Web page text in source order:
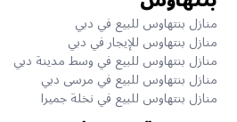
منازل بنتهاوس للبيع في دبي
منازل بنتهاوس للإيجار في دبي
منازل بنتهاوس للبيع في وسط مدينة دبي
منازل بنتهاوس للبيع في مرسى دبي
منازل بنتهاوس للبيع في نخلة جميرا